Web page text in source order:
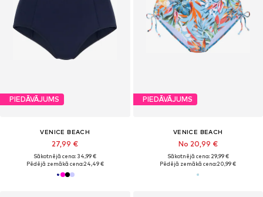
PIEDĀVĀJUMS
VENICE BEACH
27,99 €
Sākotnējā cena: 34,99 €
Pēdējā zemākā cena:24,49 €
PIEDĀVĀJUMS
VENICE BEACH
No 20,99 €
Sākotnējā cena: 29,99 €
Pēdējā zemākā cena:20,99 €